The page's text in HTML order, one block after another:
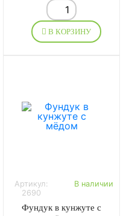
В КОРЗИНУ
Артикул:
2690
В наличии
Фундук в кунжуте с